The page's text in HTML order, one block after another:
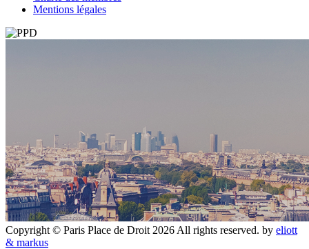
Mentions légales
Copyright © Paris Place de Droit 2026 All rights reserved. by eliott
& markus